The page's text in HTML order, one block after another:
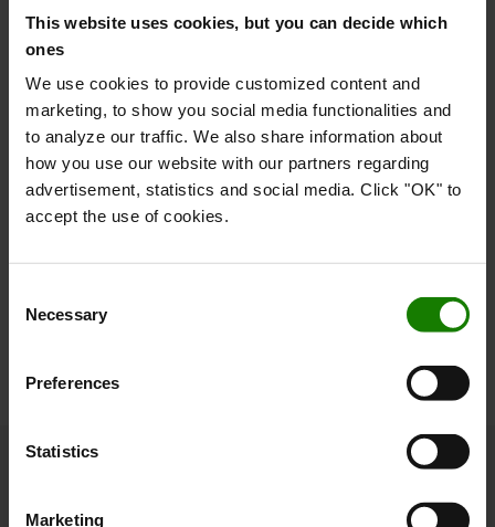
This website uses cookies, but you can decide which
ones
We use cookies to provide customized content and
marketing, to show you social media functionalities and
to analyze our traffic. We also share information about
how you use our website with our partners regarding
advertisement, statistics and social media. Click "OK" to
accept the use of cookies.
Selection
Necessary
Preferences
Statistics
Marketing
bestilles.
LÆS MERE
System of Active Stability
Denne innovation øger sikkerheden og mindsker
virksomheders omkostninger i forbindelse med